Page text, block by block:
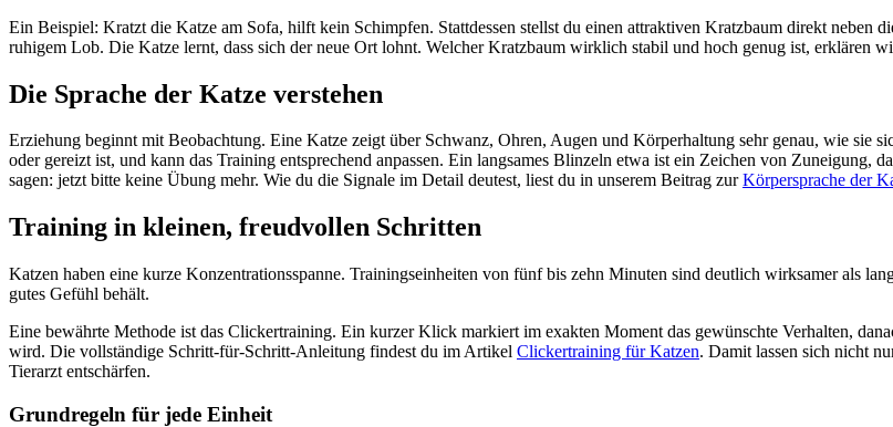
Ein Beispiel: Kratzt die Katze am Sofa, hilft kein Schimpfen. Stattdessen stellst du einen attraktiven Kratzbaum direkt neben
ruhigem Lob. Die Katze lernt, dass sich der neue Ort lohnt. Welcher Kratzbaum wirklich stabil und hoch genug ist, erklären
Die Sprache der Katze verstehen
Erziehung beginnt mit Beobachtung. Eine Katze zeigt über Schwanz, Ohren, Augen und Körperhaltung sehr genau, wie sie
oder gereizt ist, und kann das Training entsprechend anpassen. Ein langsames Blinzeln etwa ist ein Zeichen von Zuneigung,
sagen: jetzt bitte keine Übung mehr. Wie du die Signale im Detail deutest, liest du in unserem Beitrag zurKörpersprache der
Training in kleinen, freudvollen Schritten
Katzen haben eine kurze Konzentrationsspanne. Trainingseinheiten von fünf bis zehn Minuten sind deutlich wirksamer als
gutes Gefühl behält.
Eine bewährte Methode ist das Clickertraining. Ein kurzer Klick markiert im exakten Moment das gewünschte Verhalten,
wird. Die vollständige Schritt-für-Schritt-Anleitung findest du im Artikel Clickertraining für Katzen. Damit lassen sich nicht
Tierarzt entschärfen.
Grundregeln für jede Einheit